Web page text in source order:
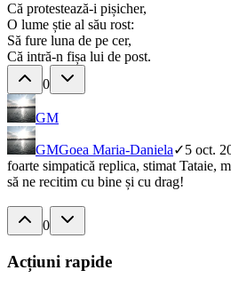
Că protestează-i pișicher,
O lume știe al său rost:
Să fure luna de pe cer,
Că intră-n fișa lui de post.
0
GM
GMGoea Maria-Daniela✓5 oct.
foarte simpatică replica, stimat Tataie,
să ne recitim cu bine și cu drag!
0
Acțiuni rapide